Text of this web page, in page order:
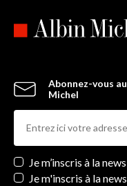
Abonnez-vous
Michel
Newsletters
Je m’inscris à la
Je m'inscris à la